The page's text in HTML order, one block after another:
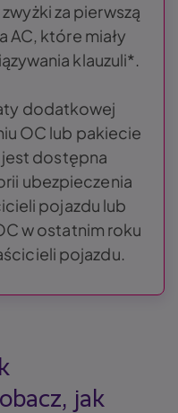
za pierwszą
AC, które miały
klauzuli*.
dodatkowej
OC lub pakiecie
jest dostępna
ubezpieczenia
pojazdu lub
w ostatnim roku
pojazdu.
jak